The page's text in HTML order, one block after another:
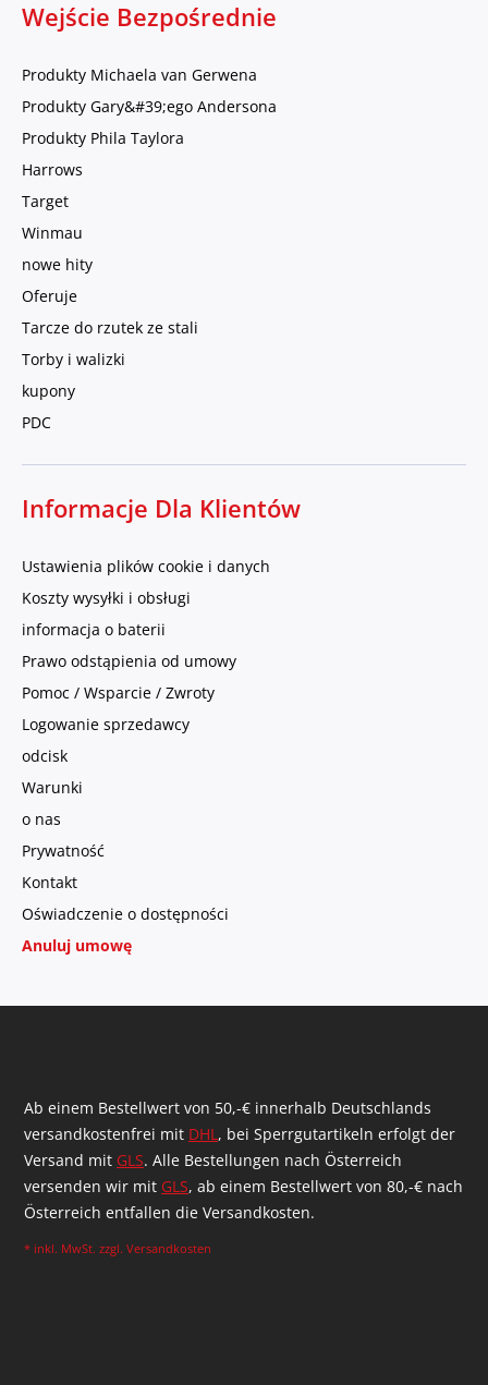
Wejście Bezpośrednie
Produkty Michaela van Gerwena
Produkty Gary&#39;ego Andersona
Produkty Phila Taylora
Harrows
Target
Winmau
nowe hity
Oferuje
Tarcze do rzutek ze stali
Torby i walizki
kupony
PDC
Informacje Dla Klientów
Ustawienia plików cookie i danych
Koszty wysyłki i obsługi
informacja o baterii
Prawo odstąpienia od umowy
Pomoc / Wsparcie / Zwroty
Logowanie sprzedawcy
odcisk
Warunki
o nas
Prywatność
Kontakt
Oświadczenie o dostępności
Anuluj umowę
Ab einem Bestellwert von 50,-€ innerhalb Deutschlands
versandkostenfrei mit DHL, bei Sperrgutartikeln erfolgt der
Versand mit GLS. Alle Bestellungen nach Österreich
versenden wir mit GLS, ab einem Bestellwert von 80,-€ nach
Österreich entfallen die Versandkosten.
* inkl. MwSt. zzgl. Versandkosten